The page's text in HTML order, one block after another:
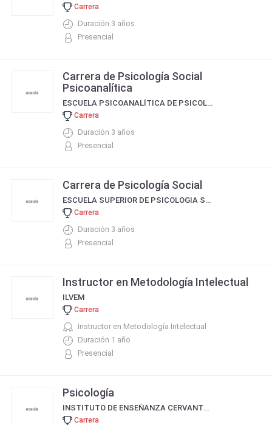
Carrera
Duración 3 años
Presencial
Carrera de Psicología Social
Psicoanalítica
ESCUELA PSICOANALÍTICA DE PSICOLOGÍA SOCIAL
Carrera
Duración 3 años
Presencial
Carrera de Psicología Social
ESCUELA SUPERIOR DE PSICOLOGIA SOCIAL Y COUNSELING
Carrera
Duración 3 años
Presencial
Instructor en Metodología Intelectual
ILVEM
Carrera
Instructor en Metodología Intelectual
Duración 1 año
Presencial
Psicología
INSTITUTO DE ENSEÑANZA CERVANTES - RÍO CUARTO
Carrera